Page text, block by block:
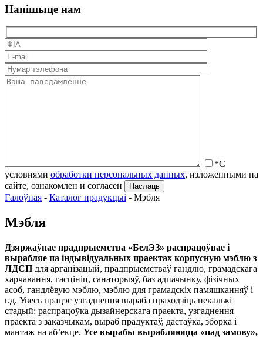
Напішыце нам
*С
условиями обработки персональных данных, изложенными на
сайте, ознакомлен и согласен
Галоўная - Каталог прадукцыі - Мэбля
Мэбля
Дзяржаўнае прадпрыемства «БелЭЗ» распрацоўвае і
вырабляе па індывідуальных праектах корпусную мэблю з
ЛДСП для арганізацый, прадпрыемстваў гандлю, грамадскага
харчавання, гасцініц, санаторыяў, баз адпачынку, фізічных
асоб, гандлёвую мэблю, мэблю для грамадскіх памяшканняў і
г.д. Увесь працэс узгаднення выраба праходзіць некалькі
стадый: распрацоўка дызайнерскага праекта, узгаднення
праекта з заказчыкам, выраб прадуктаў, дастаўка, зборка і
мантаж на аб’екце. Усе вырабы вырабляюцца «пад замову»,